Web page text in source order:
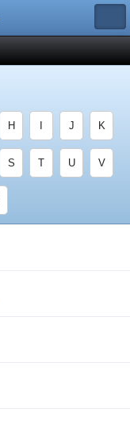
H J K
S T U V